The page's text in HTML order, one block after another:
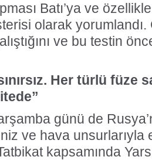
Batı’ya ve
olarak
ve bu testin
Her türlü füze
günü de
ve hava unsurlarıyla
kapsamında